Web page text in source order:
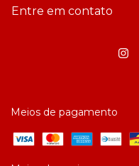
Entre em contato
Meios de pagamento